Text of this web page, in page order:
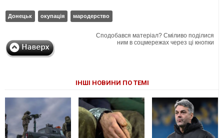
Донецьк окупація мародерство
Сподобався матеріал? Сміливо поділися
ним в соцмережах через ці кнопки
ІНШІ НОВИНИ ПО ТЕМІ